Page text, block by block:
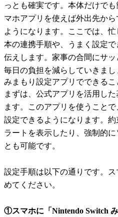
っとも確実です。本体だけで
マホアプリを使えば外出先か
ようになります。ここでは、
本の連携手順や、うまく設定
伝えします。家事の合間にサッ
毎日の負担を減らしていきまし
みまもり設定アプリでできる
まずは、公式アプリを活用し
ます。このアプリを使うこと
設定できるようになります。
ラートを表示したり、強制的
とも可能です。
設定手順は以下の通りです。
めてください。
①スマホに「Nintendo Switch